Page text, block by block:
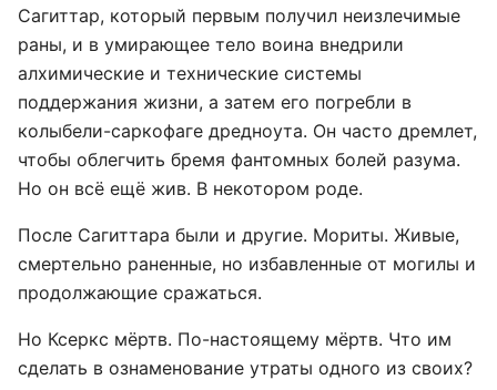
Сагиттар, который первым получил неизлечимые
раны, и в умирающее тело воина внедрили
алхимические и технические системы
поддержания жизни, а затем его погребли в
колыбели-саркофаге дредноута. Он часто дремлет,
чтобы облегчить бремя фантомных болей разума.
Но он всё ещё жив. В некотором роде.
После Сагиттара были и другие. Мориты. Живые,
смертельно раненные, но избавленные от могилы и
продолжающие сражаться.
Но Ксеркс мёртв. По-настоящему мёртв. Что им
сделать в ознаменование утраты одного из своих?